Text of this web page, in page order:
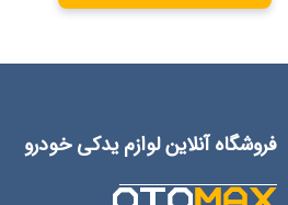
فروشگاه آنلاین لوازم یدکی خودرو